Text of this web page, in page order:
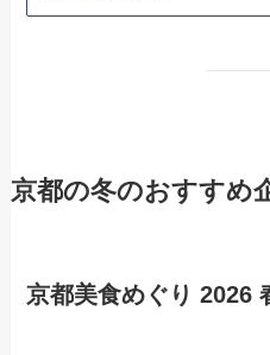
京都の冬のおすすめ
京都美食めぐり 2026